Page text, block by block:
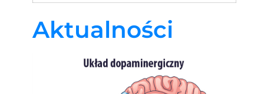
Aktualności